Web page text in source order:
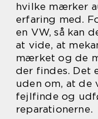
hvilke mærker
erfaring med.
en VW, så kan
at vide, at
mærket og de
der findes. Det
uden om, at
fejlfinde og
reparationerne.